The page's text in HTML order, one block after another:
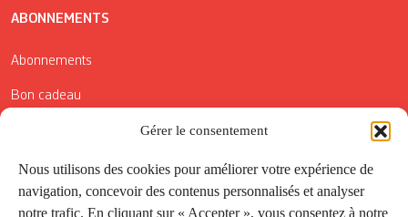
Gérer le consentement
Nous utilisons des cookies pour améliorer votre expérience de
navigation, concevoir des contenus personnalisés et analyser
notre trafic. En cliquant sur « Accepter », vous consentez à notre
ABONNEMENTS
Abonnements
Bon cadeau
Conditions générales de vente
Réductions de la Carte Côté Courrier
Application